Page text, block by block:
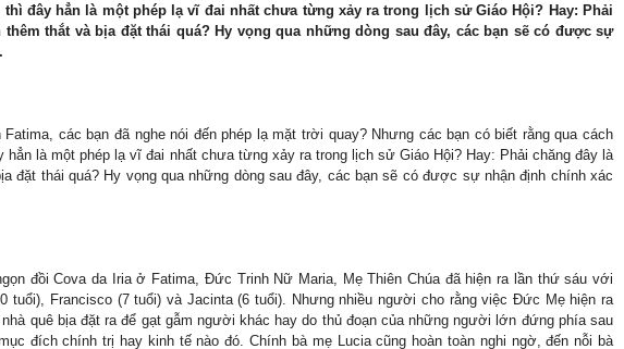
đây hẳn là một phép lạ vĩ đai nhất chưa từng xảy ra trong lịch sử Giáo Hội? Hay: Phải
thêm thắt và bịa đặt thái quá? Hy vọng qua những dòng sau đây, các bạn sẽ có được sự
các bạn đã nghe nói đến phép lạ mặt trời quay? Nhưng các bạn có biết rằng qua cách
hẳn là một phép lạ vĩ đai nhất chưa từng xảy ra trong lịch sử Giáo Hội? Hay: Phải chăng đây là
đặt thái quá? Hy vọng qua những dòng sau đây, các bạn sẽ có được sự nhận định chính xác
đồi Cova da Iria ở Fatima, Đức Trinh Nữ Maria, Mẹ Thiên Chúa đã hiện ra lần thứ sáu với
tuổi), Francisco (7 tuổi) và Jacinta (6 tuổi). Nhưng nhiều người cho rằng việc Đức Mẹ hiện ra
quê bịa đặt ra để gạt gẫm người khác hay do thủ đoạn của những người lớn đứng phía sau
đích chính trị hay kinh tế nào đó. Chính bà mẹ Lucia cũng hoàn toàn nghi ngờ, đến nỗi bà